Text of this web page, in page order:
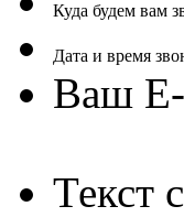
Куда будем вам
Дата и время
Ваш
Текст